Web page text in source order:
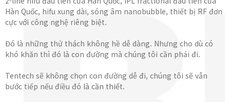
Hàn Quốc, hifu xung dài, sóng âm nanobubble, thiết bị RF đơn
cực với công nghệ riêng biệt.
Đó là những thử thách không hề dễ dàng. Nhưng cho dù có
khó khăn thì đó là con đường mà chúng tôi cần phải đi.
Tentech sẽ không chọn con đường dễ đi, chúng tôi sẽ vẫn
bước tiếp nếu điều đó là cần thiết.